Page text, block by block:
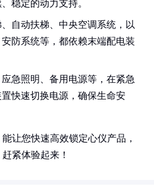
稳定的动力支持。
自动扶梯、中央空调系统，以
防系统等，都依赖末端配电装
急照明、备用电源等，在紧急
快速切换电源，确保生命安
让您快速高效锁定心仪产品，
紧体验起来！